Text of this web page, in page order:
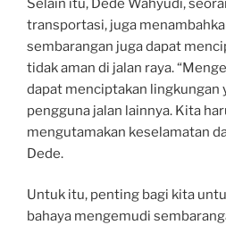
transportasi, juga
sembarangan juga dapat
tidak aman di jalan raya.
dapat menciptakan lingkungan
pengguna jalan lainnya. Kita
mengutamakan keselamatan
Dede.
Untuk itu, penting bagi kita
bahaya mengemudi